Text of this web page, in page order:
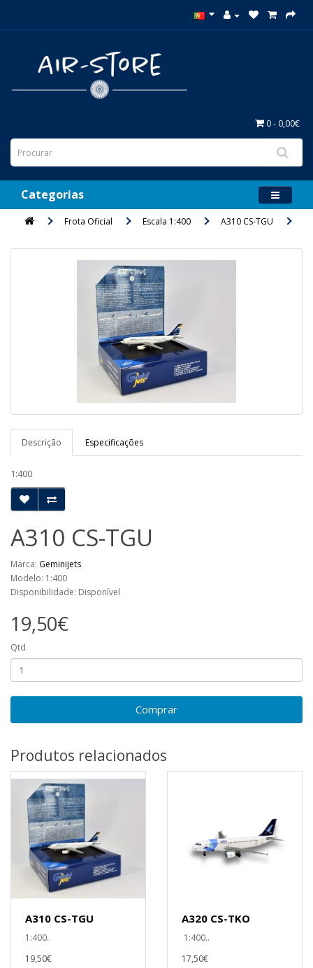
0 - 0,00€
Categorias
Frota Oficial Escala 1:400 A310 CS-TGU
Descrição Especificações
1:400
A310 CS-TGU
Marca: Geminijets
Modelo: 1:400
Disponibilidade: Disponível
19,50€
Qtd
Comprar
Produtos relacionados
A310 CS-TGU
1:400..
19,50€
A320 CS-TKO
1:400..
17,50€